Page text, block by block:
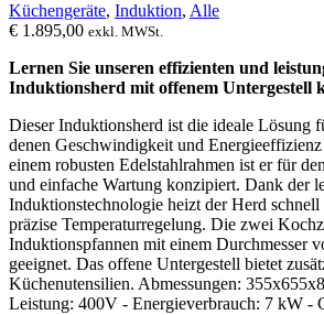
Küchengeräte, Induktion, Alle
€ 1.895,00 exkl. MWSt.
Lernen Sie unseren effizienten und
Induktionsherd mit offenem Untergestell
Dieser Induktionsherd ist die ideale Lösung
denen Geschwindigkeit und
einem robusten Edelstahlrahmen ist er für
und einfache Wartung konzipiert. Dank der
Induktionstechnologie heizt der Herd schnell
präzise Temperaturregelung. Die zwei
Induktionspfannen mit einem Durchmesser
geeignet. Das offene Untergestell bietet
Küchenutensilien. Abmessungen:
Leistung: 400V - Energieverbrauch: 7 kW -